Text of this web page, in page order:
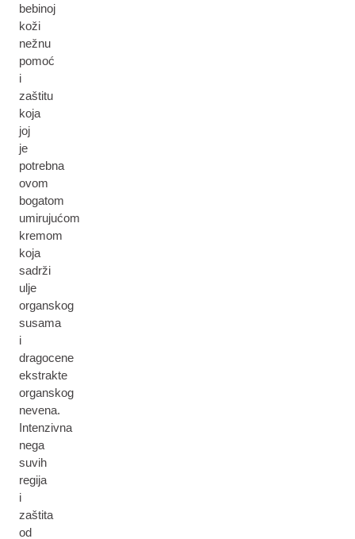
bebinoj
koži
nežnu
pomoć
i
zaštitu
koja
joj
je
potrebna
ovom
bogatom
umirujućom
kremom
koja
sadrži
ulje
organskog
susama
i
dragocene
ekstrakte
organskog
nevena.
Intenzivna
nega
suvih
regija
i
zaštita
od